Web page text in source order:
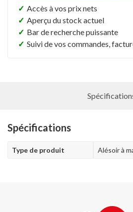
✓ Accès à vos prix nets
✓ Aperçu du stock actuel
✓ Bar de recherche puissante
✓ Suivi de vos commandes,
Spécifications
Type de produit Alésoir à